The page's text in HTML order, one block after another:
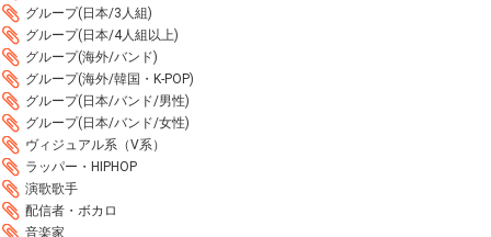
グループ(日本/3人組)
グループ(日本/4人組以上)
グループ(海外/バンド)
グループ(海外/韓国・K-POP)
グループ(日本/バンド/男性)
グループ(日本/バンド/女性)
ヴィジュアル系（V系）
ラッパー・HIPHOP
演歌歌手
配信者・ボカロ
音楽家